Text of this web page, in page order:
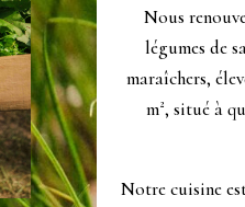
Nous
légumes de
maraîchers,
m², situé à
Notre cuisine